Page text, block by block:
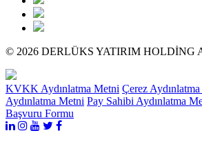
© 2026 DERLÜKS YATIRIM HOLDİNG
KVKK Aydınlatma Metni Çerez
Aydınlatma Metni Pay Sahibi Aydınlatma
Başvuru Formu